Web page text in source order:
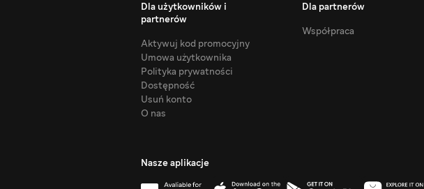
Dla użytkowników i
partnerów
Aktywuj kod promocyjny
Umowa użytkownika
Polityka prywatności
Dostępność
Usuń konto
O nas
Dla partnerów
Współpraca
Nasze aplikacje